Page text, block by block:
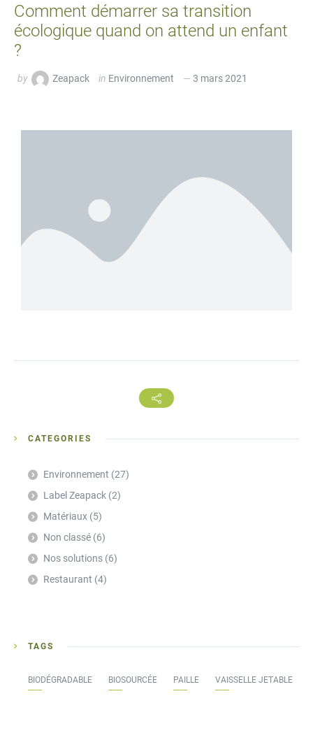
Comment démarrer sa transition
écologique quand on attend un enfant
?
by Zeapack in Environnement 3 mars 2021
CATEGORIES
Environnement (27)
Label Zeapack (2)
Matériaux (5)
Non classé (6)
Nos solutions (6)
Restaurant (4)
TAGS
BIODÉGRADABLE BIOSOURCÉE PAILLE VAISSELLE JETABLE